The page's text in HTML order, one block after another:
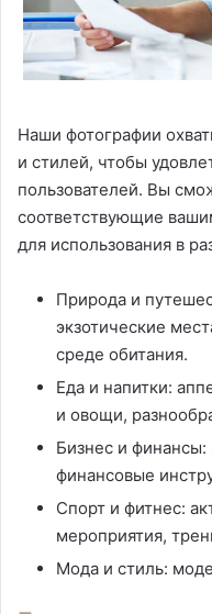
Наши фотографии
и стилей, чтобы
пользователей. Вы
соответствующие
для использования в
Природа и
экзотические
среде обитания.
Еда и напитки:
и овощи,
Бизнес и
финансовые
Спорт и фитнес:
мероприятия,
Мода и стиль: